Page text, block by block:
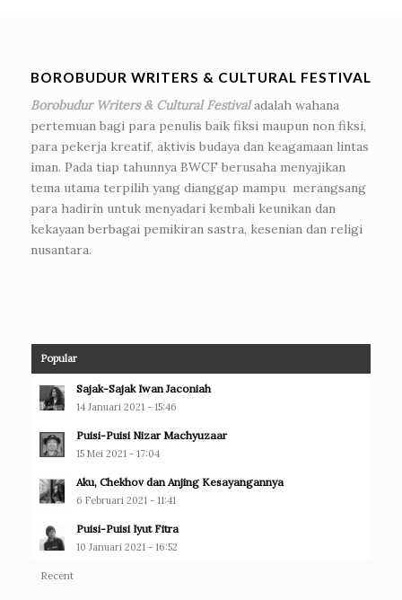
BOROBUDUR WRITERS & CULTURAL FESTIVAL
Borobudur Writers & Cultural Festivaladalah wahana
pertemuan bagi para penulis baik fiksi maupun non fiksi,
para pekerja kreatif, aktivis budaya dan keagamaan lintas
iman. Pada tiap tahunnya BWCF berusaha menyajikan
tema utama terpilih yang dianggap mampu merangsang
para hadirin untuk menyadari kembali keunikan dan
kekayaan berbagai pemikiran sastra, kesenian dan religi
nusantara.
Popular
Sajak-Sajak Iwan Jaconiah
14 Januari 2021 - 15:46
Puisi-Puisi Nizar Machyuzaar
15 Mei 2021 - 17:04
Aku, Chekhov dan Anjing Kesayangannya
6 Februari 2021 - 11:41
Puisi-Puisi Iyut Fitra
10 Januari 2021 - 16:52
Recent